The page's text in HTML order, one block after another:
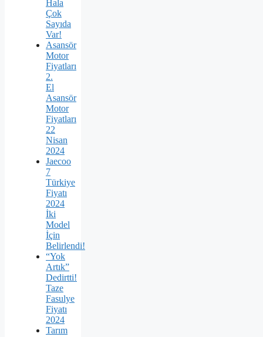
Hala
Çok
Sayıda
Var!
Asansör
Motor
Fiyatları
2.
El
Asansör
Motor
Fiyatları
22
Nisan
2024
Jaecoo
7
Türkiye
Fiyatı
2024
İki
Model
İçin
Belirlendi!
“Yok
Artık”
Dedirtti!
Taze
Fasulye
Fiyatı
2024
Tarım